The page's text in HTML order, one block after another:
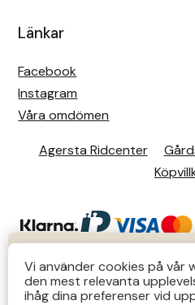
KUNDTJÄNST
Butiks- & telefontider Mån-
Länkar
Facebook
Instagram
Våra omdömen
Agersta Ridcenter
Vi använder cookies på vår
den mest relevanta
ihåg dina preferenser vid
Karlslund
Knights
Ky Rotary Bit